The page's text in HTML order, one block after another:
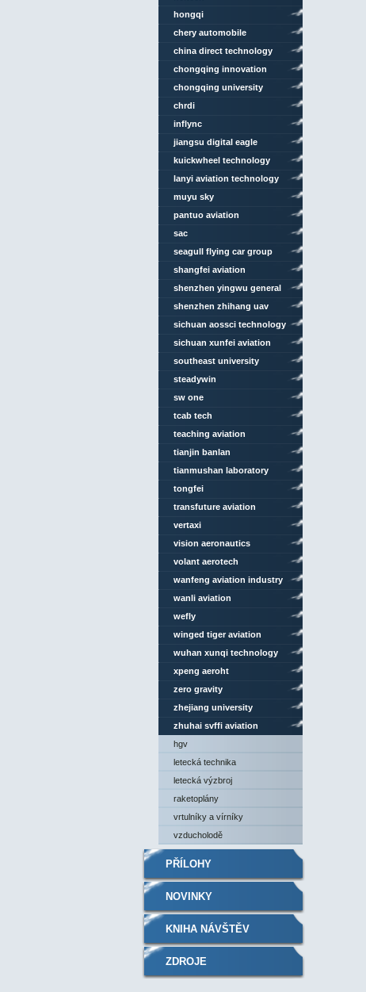
hongqi
chery automobile
china direct technology
chongqing innovation
center
chongqing university
chrdi
inflync
jiangsu digital eagle
technology
kuickwheel technology
lanyi aviation technology
muyu sky
pantuo aviation
sac
seagull flying car group
shangfei aviation
technology
shenzhen yingwu general
aviation
shenzhen zhihang uav
sichuan aossci technology
sichuan xunfei aviation
engineering
southeast university
steadywin
sw one
tcab tech
teaching aviation
technologies
tianjin banlan
tianmushan laboratory
tongfei
transfuture aviation
vertaxi
vision aeronautics
volant aerotech
wanfeng aviation industry
wanli aviation
wefly
winged tiger aviation
wuhan xunqi technology
xpeng aeroht
zero gravity
zhejiang university
zhuhai svffi aviation
hgv
letecká technika
letecká výzbroj
raketoplány
vrtulníky a vírníky
vzducholodě
PŘÍLOHY
NOVINKY
KNIHA NÁVŠTĚV
ZDROJE